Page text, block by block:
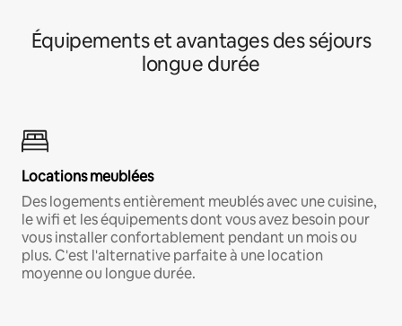
Équipements et avantages des séjours
longue durée
Locations meublées
Des logements entièrement meublés avec une cuisine,
le wifi et les équipements dont vous avez besoin pour
vous installer confortablement pendant un mois ou
plus. C'est l'alternative parfaite à une location
moyenne ou longue durée.